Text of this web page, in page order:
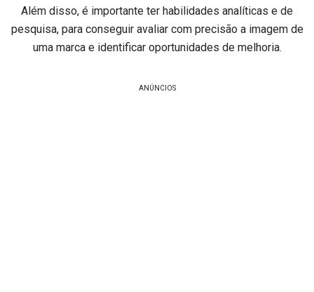
Além disso, é importante ter habilidades analíticas e de
pesquisa, para conseguir avaliar com precisão a imagem de
uma marca e identificar oportunidades de melhoria.
ANÚNCIOS